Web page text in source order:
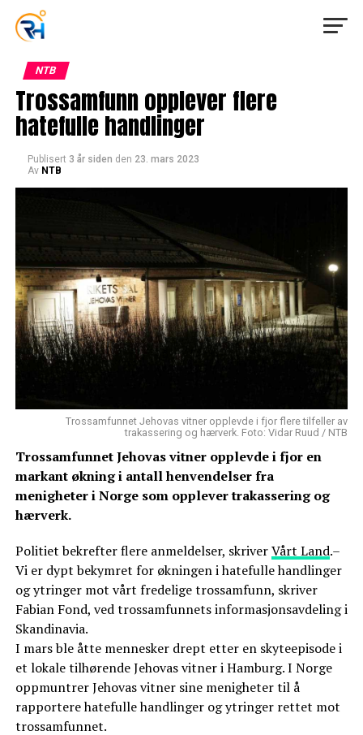
NTB
Trossamfunn opplever flere
hatefulle handlinger
Publisert 3 år siden den 23. mars 2023
Av NTB
Trossamfunnet Jehovas vitner opplevde i fjor flere tilfeller av
trakassering og hærverk. Foto: Vidar Ruud / NTB
Trossamfunnet Jehovas vitner opplevde i fjor en
markant økning i antall henvendelser fra
menigheter i Norge som opplever trakassering og
hærverk.
Politiet bekrefter flere anmeldelser, skriverVårt Land.–
Vi er dypt bekymret for økningen i hatefulle handlinger
og ytringer mot vårt fredelige trossamfunn, skriver
Fabian Fond, ved trossamfunnets informasjonsavdeling i
Skandinavia.
I mars ble åtte mennesker drept etter en skyteepisode i
et lokale tilhørende Jehovas vitner i Hamburg. I Norge
oppmuntrer Jehovas vitner sine menigheter til å
rapportere hatefulle handlinger og ytringer rettet mot
trossamfunnet.